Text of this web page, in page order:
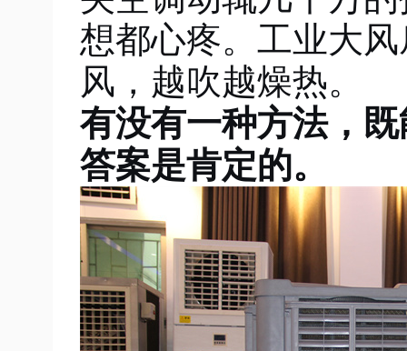
想都心疼。工业大
风，越吹越燥热。
有没有一种方法，
答案是肯定的。